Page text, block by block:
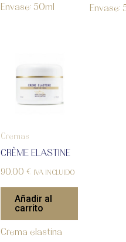
Envase: 50ml
Envase:
Cremas
CRÈME ELASTINE
90.00 € IVA INCLUIDO
Añadir al
carrito
Crema elastina